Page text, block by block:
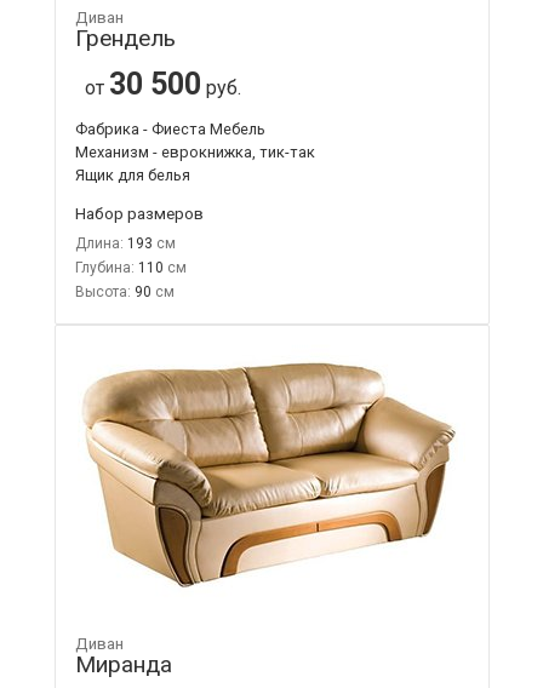
Диван
Грендель
от 30 500 руб.
Фабрика - Фиеста Мебель
Механизм - еврокнижка, тик-так
Ящик для белья
Набор размеров
Длина: 193
Глубина: 110
Высота: 90
Диван
Миранда